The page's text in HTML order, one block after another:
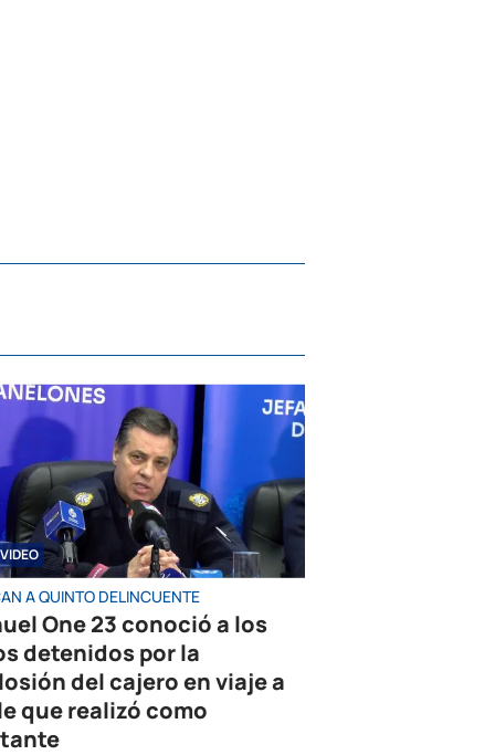
VIDEO
A QUINTO DELINCUENTE
One 23 conoció a los
detenidos por la
del cajero en viaje a
que realizó como